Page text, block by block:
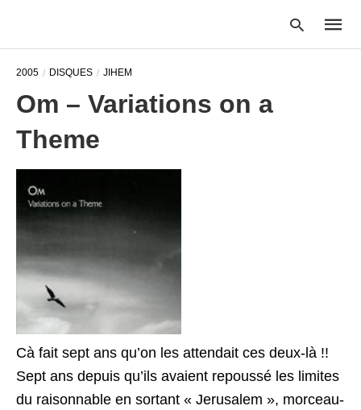
2005 DISQUES JIHEM
Om – Variations on a
Theme
Cà fait sept ans qu’on les attendait ces deux-là !!
Sept ans depuis qu’ils avaient repoussé les limites
du raisonnable en sortant « Jerusalem », morceau-